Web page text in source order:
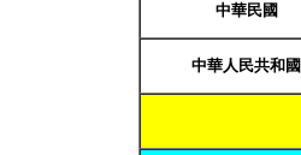
中華民國
中華人民共和國